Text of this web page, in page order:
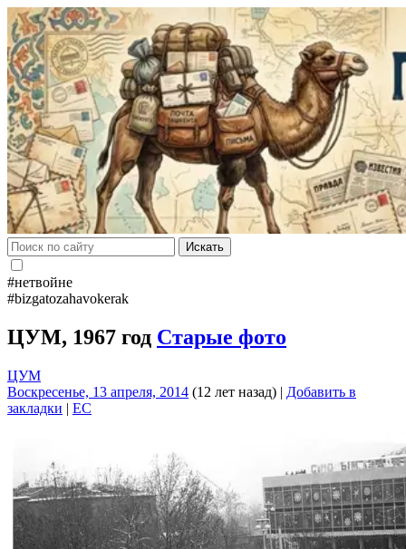
Искать
#нетвойне
#bizgatozahavokerak
ЦУМ, 1967 год Старые фото
ЦУМ
Воскресенье, 13 апреля, 2014 (12 лет назад) | Добавить в
закладки | EC